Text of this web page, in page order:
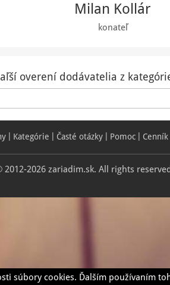
Milan Kollár
konateľ
overení dodávatelia z
Kategórie Časté otázky Pomoc Cenník
2012-2026 zariadim.sk. All rights
súbory cookies. Ďalším používaním